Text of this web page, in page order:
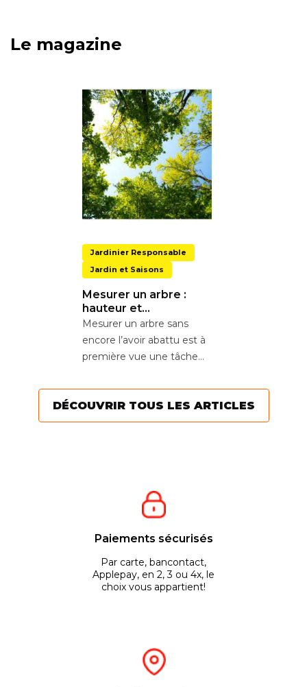
Le magazine
Jardinier Responsable
Jardin et Saisons
Mesurer un arbre :
hauteur et
circonférence
Mesurer un arbre sans
encore l’avoir abattu est à
première vue une tâche
diverses...
DÉCOUVRIR TOUS LES ARTICLES
Paiements sécurisés
Par carte, bancontact,
Applepay, en 2, 3 ou 4x, le
choix vous appartient!